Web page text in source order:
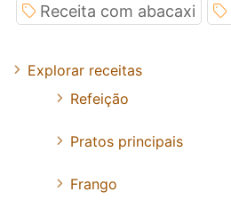
Receita com abacaxi
Explorar receitas
Refeição
Pratos principais
Frango